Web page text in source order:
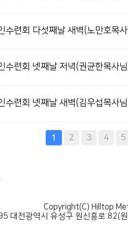
수련회 다섯째날 새벽(노만호목
수련회 넷째날 저녁(권균한목사
수련회 넷째날 새벽(김우섭목사
1 2 3 4 5
Copyright(C) Hilltop
대전광역시 유성구 원신흥로